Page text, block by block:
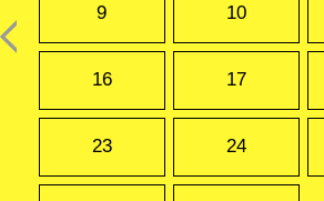
9 10
16 17
23 24